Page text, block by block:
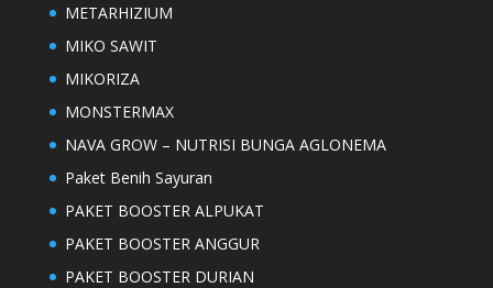
METARHIZIUM
MIKO SAWIT
MIKORIZA
MONSTERMAX
NAVA GROW – NUTRISI BUNGA AGLONEMA
Paket Benih Sayuran
PAKET BOOSTER ALPUKAT
PAKET BOOSTER ANGGUR
PAKET BOOSTER DURIAN